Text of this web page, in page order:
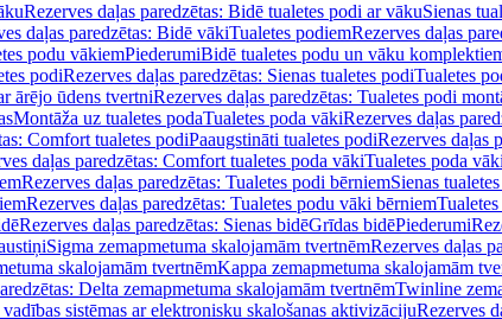
Rezerves daļas paredzētas: Bidē tualetes podi ar vākuSienas
daļas paredzētas: Bidē vākiTualetes podiemRezerves daļas
podu vākiemPiederumiBidē tualetes podu un vāku
podiRezerves daļas paredzētas: Sienas tualetes podiTualetes
ārējo ūdens tvertniRezerves daļas paredzētas: Tualetes podi
Montāža uz tualetes podaTualetes poda vākiRezerves daļas
Comfort tualetes podiPaaugstināti tualetes podiRezerves daļas
daļas paredzētas: Comfort tualetes poda vākiTualetes poda vāki
Rezerves daļas paredzētas: Tualetes podi bērniemSienas
Rezerves daļas paredzētas: Tualetes podu vāki bērniem
Rezerves daļas paredzētas: Sienas bidēGrīdas bidēPiederumi
Sigma zemapmetuma skalojamām tvertnēmRezerves daļas
skalojamām tvertnēmKappa zemapmetuma skalojamām
Delta zemapmetuma skalojamām tvertnēmTwinline
sistēmas ar elektronisku skalošanas aktivizācijuRezerves